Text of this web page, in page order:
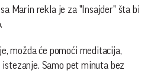
Marin rekla je za "Insajder" šta bi
možda će pomoći meditacija,
Samo pet minuta bez